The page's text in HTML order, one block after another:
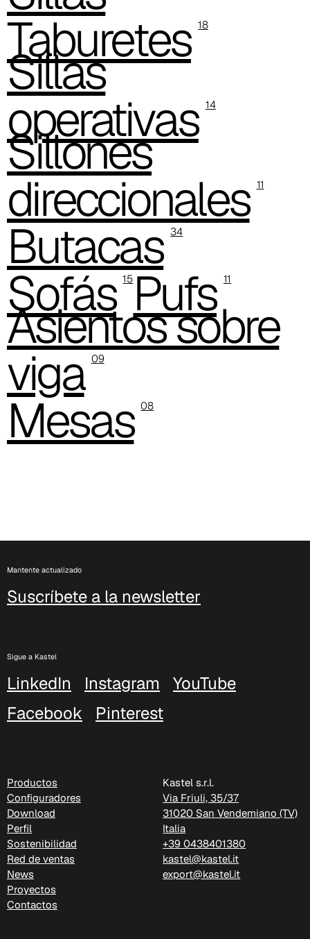
C 38M
C -38
C 38A
C 385
C 38P
C 38H
C 388
C 335
Taburetes 18
Sillas
operativas 14
Sillones
direccionales 11
Butacas 34
Sofás 15Pufs 11
Asientos sobre
viga 09
Mesas 08
Mantente actualizado
Suscríbete a la newsletter
Sigue a Kastel
LinkedIn Instagram
YouTube
Facebook
Pinterest
Productos
Configuradores
Download
Perfil
Sostenibilidad
Red de ventas
News
Proyectos
Contactos
Kastel s.r.l.
Via Friuli, 35/37
31020 San Vendemiano (TV)
Italia
+39 0438401380
kastel@kastel.it
export@kastel.it